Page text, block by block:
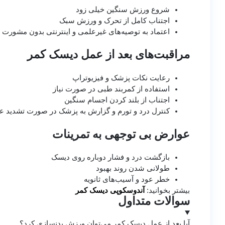
شروع ورزش سنگین خیلی زود
اجتناب کامل از تحرک و ورزش سبک
اعتماد به توصیه‌های غیرعلمی و اینترنتی بدون
مراقبت‌های بعد از عمل دیسک کمر
رعایت نکات پزشک و فیزیوتراپ
استفاده از کمربند طبی در صورت نیاز
اجتناب از بلند کردن اجسام سنگین
کنترل درد و تورم و گزارش به پزشک در صورت تشدید
عوارض بی‌ توجهی به تمرینات
بازگشت درد و فشار دوباره روی دیسک
طولانی شدن روند بهبود
خطر عود و آسیب‌های ثانویه
بیشتر بخوانید: آندوسکوپی دیسک کمر
سوالات متداول